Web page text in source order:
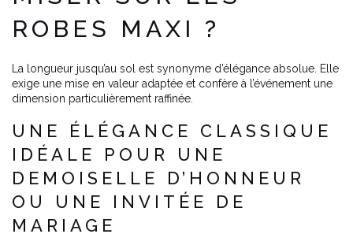
ROBES MAXI ?
La longueur jusqu’au sol est synonyme d’élégance absolue. Elle
exige une mise en valeur adaptée et confère à l’événement une
dimension particulièrement raffinée.
UNE ÉLÉGANCE CLASSIQUE
IDÉALE POUR UNE
DEMOISELLE D’HONNEUR
OU UNE INVITÉE DE
MARIAGE